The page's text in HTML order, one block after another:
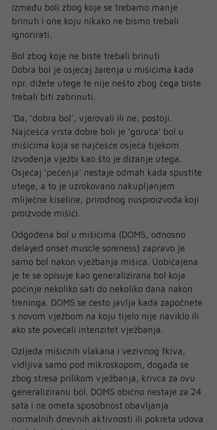
između boli zbog koje se trebamo manje
brinuti i one koju nikako ne bismo trebali
ignorirati.
Bol zbog koje ne biste trebali brinuti
Dobra bol je osjećaj žarenja u mišićima kada
npr. dižete utege te nije nešto zbog čega biste
trebali biti zabrinuti.
'Da, 'dobra bol', vjerovali ili ne, postoji.
Najčešća vrsta dobre boli je 'goruća' bol u
mišićima koja se najčešće osjeća tijekom
izvođenja vježbi kao što je dizanje utega.
Osjećaj 'pečenja' nestaje odmah kada spustite
utege, a to je uzrokovano nakupljanjem
mliječne kiseline, prirodnog nusproizvoda koji
proizvode mišići.
Odgođena bol u mišićima (DOMS, odnosno
delayed onset muscle soreness) zapravo je
samo bol nakon vježbanja mišića. Uobičajena
je te se opisuje kao generalizirana bol koja
počinje nekoliko sati do nekoliko dana nakon
treninga. DOMS se često javlja kada započnete
s novom vježbom na koju tijelo nije naviklo ili
ako ste povećali intenzitet vježbanja.
Ozljeda mišićnih vlakana i vezivnog tkiva,
vidljiva samo pod mikroskopom, događa se
zbog stresa prilikom vježbanja, krivca za ovu
generaliziranu bol. DOMS obično nestaje za 24
sata i ne ometa sposobnost obavljanja
normalnih dnevnih aktivnosti ili pokreta udova